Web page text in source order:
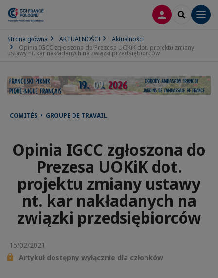
LOGOWANIE
SEARCH
Strona główna AKTUALNOŚCI
Aktualności
Opinia IGCC zgłoszona do Prezesa UOKiK dot. projektu zmiany
ustawy nt. kar nakładanych na związki przedsiębiorców
COMITÉS • GROUPE DE TRAVAIL
Opinia IGCC zgłoszona do
Prezesa UOKiK dot.
projektu zmiany ustawy
nt. kar nakładanych na
związki przedsiębiorców
15/02/2021
Artykuł dostępny wyłącznie dla członków